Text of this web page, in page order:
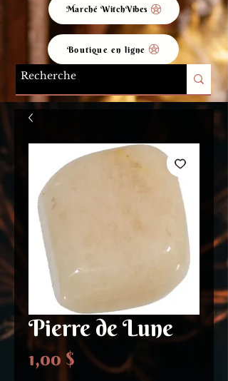
Boutique en ligne
Marché WitchVibes
Pierre de Lune
1,00 $ Prix